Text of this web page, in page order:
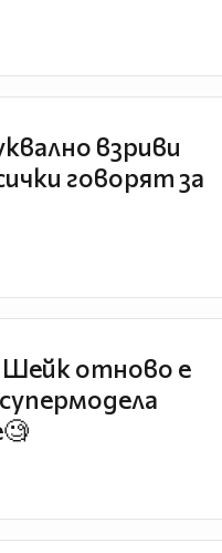
взриви
говорят за
Шейк отново е